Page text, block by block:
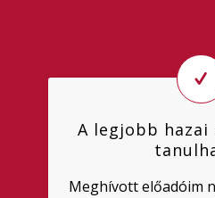
A legjobb
Meghívott előadóim